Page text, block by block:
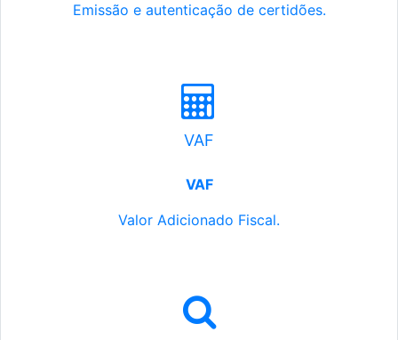
Emissão e autenticação de certidões.
VAF
VAF
Valor Adicionado Fiscal.